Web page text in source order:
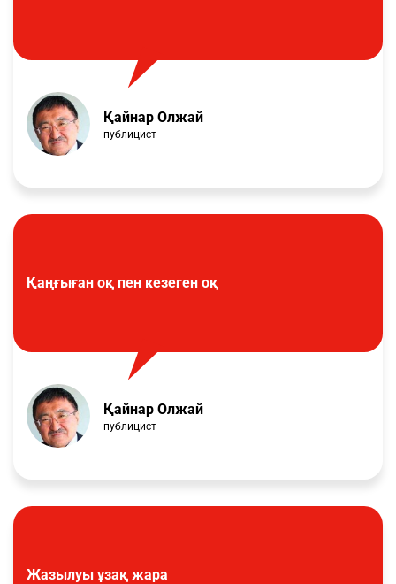
Қайнар Олжай
публицист
Қаңғыған оқ пен кезеген оқ
Қайнар Олжай
публицист
Жазылуы ұзақ жара